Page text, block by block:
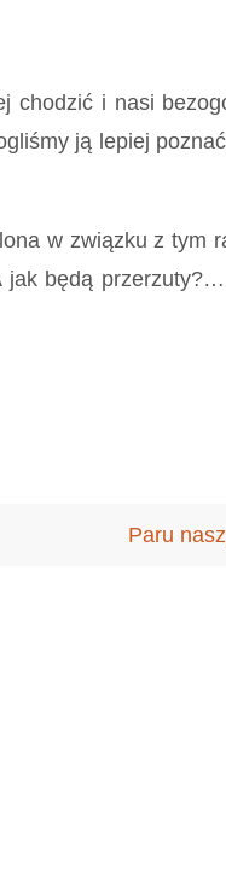
i nasi
ją lepiej
w związku z tym
jak będą
Paru